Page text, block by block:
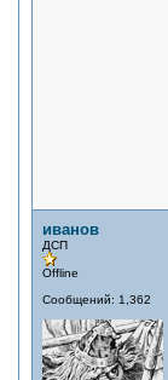
иванов
ДСП
Offline
Сообщений: 1,362